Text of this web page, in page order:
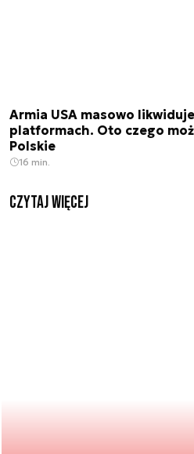
Armia USA masowo
platformach. Oto czego
Polskie
16 min.
czytaj więcej